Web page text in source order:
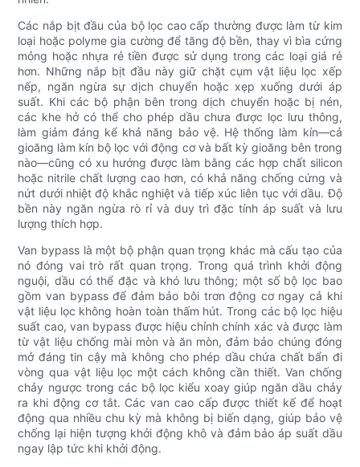
Các nắp bịt đầu của bộ lọc cao cấp thường được làm từ kim
loại hoặc polyme gia cường để tăng độ bền, thay vì bìa cứng
mỏng hoặc nhựa rẻ tiền được sử dụng trong các loại giá rẻ
hơn. Những nắp bịt đầu này giữ chặt cụm vật liệu lọc xếp
nếp, ngăn ngừa sự dịch chuyển hoặc xẹp xuống dưới áp
suất. Khi các bộ phận bên trong dịch chuyển hoặc bị nén,
các khe hở có thể cho phép dầu chưa được lọc lưu thông,
làm giảm đáng kể khả năng bảo vệ. Hệ thống làm kín—cả
gioăng làm kín bộ lọc với động cơ và bất kỳ gioăng bên trong
nào—cũng có xu hướng được làm bằng các hợp chất silicon
hoặc nitrile chất lượng cao hơn, có khả năng chống cứng và
nứt dưới nhiệt độ khắc nghiệt và tiếp xúc liên tục với dầu. Độ
bền này ngăn ngừa rò rỉ và duy trì đặc tính áp suất và lưu
lượng thích hợp.
Van bypass là một bộ phận quan trọng khác mà cấu tạo của
nó đóng vai trò rất quan trọng. Trong quá trình khởi động
nguội, dầu có thể đặc và khó lưu thông; một số bộ lọc bao
gồm van bypass để đảm bảo bôi trơn động cơ ngay cả khi
vật liệu lọc không hoàn toàn thấm hút. Trong các bộ lọc hiệu
suất cao, van bypass được hiệu chỉnh chính xác và được làm
từ vật liệu chống mài mòn và ăn mòn, đảm bảo chúng đóng
mở đáng tin cậy mà không cho phép dầu chứa chất bẩn đi
vòng qua vật liệu lọc một cách không cần thiết. Van chống
chảy ngược trong các bộ lọc kiểu xoay giúp ngăn dầu chảy
ra khi động cơ tắt. Các van cao cấp được thiết kế để hoạt
động qua nhiều chu kỳ mà không bị biến dạng, giúp bảo vệ
chống lại hiện tượng khởi động khô và đảm bảo áp suất dầu
ngay lập tức khi khởi động.